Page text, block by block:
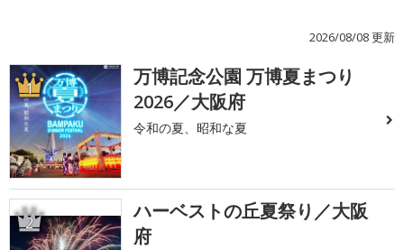
2026/08/08 更新
1
万博記念公園 万博夏まつり
2026／大阪府
令和の夏、昭和な夏
2
ハーベストの丘夏祭り／大阪
府